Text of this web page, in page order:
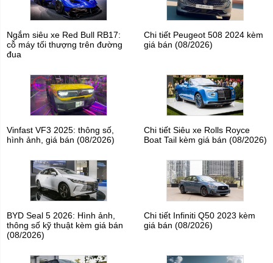
Ngắm siêu xe Red Bull RB17:
cỗ máy tối thượng trên đường
đua
Chi tiết Peugeot 508 2024 kèm
giá bán (08/2026)
Vinfast VF3 2025: thông số,
hình ảnh, giá bán (08/2026)
Chi tiết Siêu xe Rolls Royce
Boat Tail kèm giá bán (08/2026)
BYD Seal 5 2026: Hình ảnh,
thông số kỹ thuật kèm giá bán
(08/2026)
Chi tiết Infiniti Q50 2023 kèm
giá bán (08/2026)